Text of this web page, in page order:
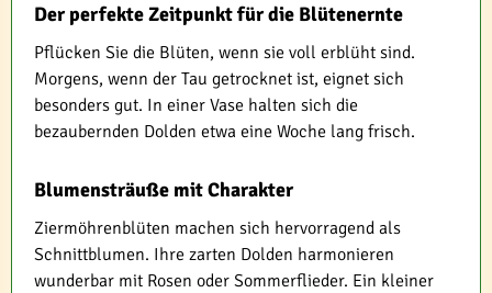
Der perfekte Zeitpunkt für die Blütenernte
Pflücken Sie die Blüten, wenn sie voll erblüht sind.
Morgens, wenn der Tau getrocknet ist, eignet sich
besonders gut. In einer Vase halten sich die
bezaubernden Dolden etwa eine Woche lang frisch.
Blumensträuße mit Charakter
Ziermöhrenblüten machen sich hervorragend als
Schnittblumen. Ihre zarten Dolden harmonieren
wunderbar mit Rosen oder Sommerflieder. Ein kleiner